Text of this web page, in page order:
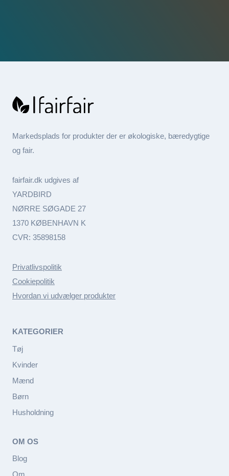
Markedsplads for produkter der er økologiske, bæredygtige
og fair.
fairfair.dk udgives af
YARDBIRD
NØRRE SØGADE 27
1370 KØBENHAVN K
CVR: 35898158
Privatlivspolitik
Cookiepolitik
Hvordan vi udvælger produkter
KATEGORIER
Tøj
Kvinder
Mænd
Børn
Husholdning
OM OS
Blog